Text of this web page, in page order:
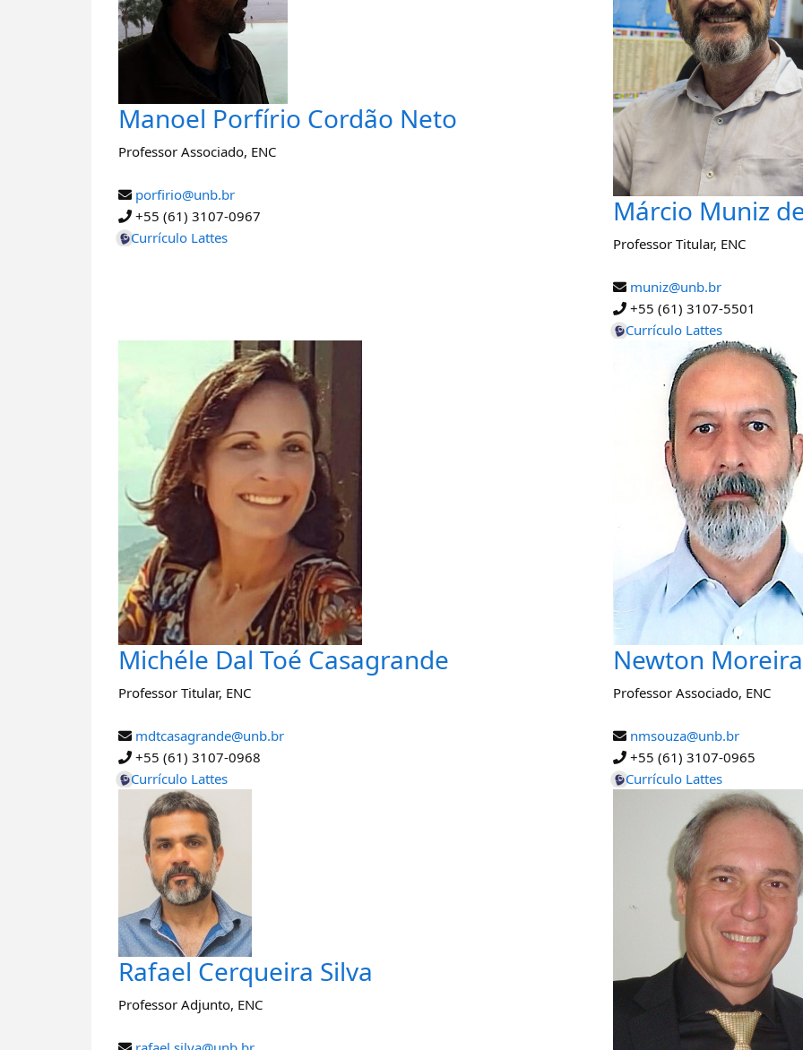
Manoel Porfírio Cordão Neto
Professor Associado, ENC
porfirio@unb.br
+55 (61) 3107-0967
Currículo Lattes
Márcio Muniz
Professor Titular, ENC
muniz@unb.br
+55 (61) 3107-5501
Currículo Lattes
Michéle Dal Toé Casagrande
Professor Titular, ENC
mdtcasagrande@unb.br
+55 (61) 3107-0968
Currículo Lattes
Newton
Professor Associado, ENC
nmsouza@unb.br
+55 (61) 3107-0965
Currículo Lattes
Rafael Cerqueira Silva
Professor Adjunto, ENC